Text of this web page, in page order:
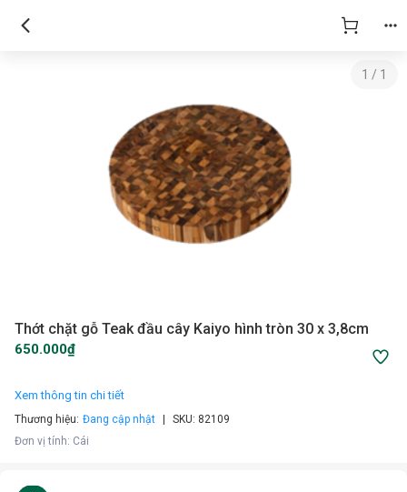
1 / 1
Thớt chặt gỗ Teak đầu cây Kaiyo hình tròn 30 x 3,8cm
650.000₫
Xem thông tin chi tiết
Thương hiệu: Đang cập nhật SKU: 82109
Đơn vị tính: Cái